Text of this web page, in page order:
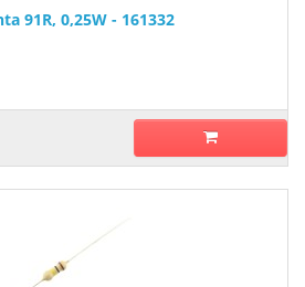
91R, 0,25W - 161332